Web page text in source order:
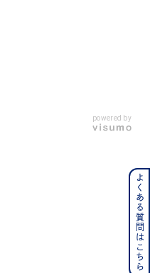
powered by
よくある質問はこちら